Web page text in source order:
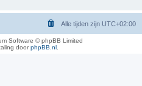
Alle tijden zijn UTC+02:00
Software © phpBB Limited
doorphpBB.nl